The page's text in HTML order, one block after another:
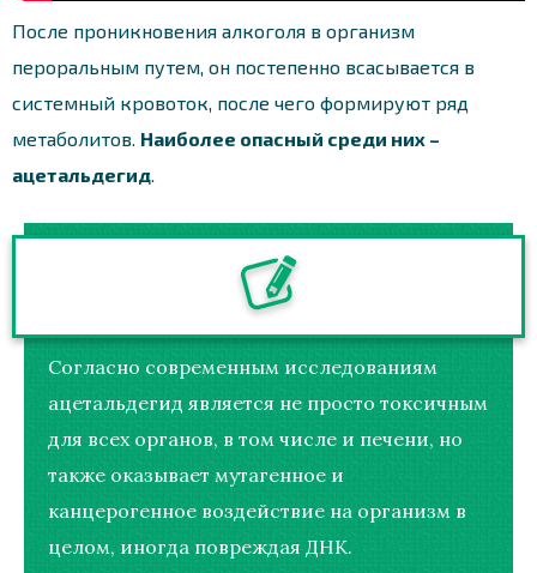
После проникновения алкоголя в организм
пероральным путем, он постепенно всасывается в
системный кровоток, после чего формируют ряд
метаболитов. Наиболее опасный среди них –
ацетальдегид
Согласно современным исследованиям
ацетальдегид является не просто токсичным
для всех органов, в том числе и печени, но
также оказывает мутагенное и
канцерогенное воздействие на организм в
целом, иногда повреждая ДНК.